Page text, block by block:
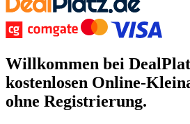
Willkommen bei
kostenlosen Online-
ohne Registrierung.